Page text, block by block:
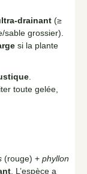
drainant (≥
sable grossier).
si la plante
toute gelée,
(rouge) + phyllon
. L’espèce a